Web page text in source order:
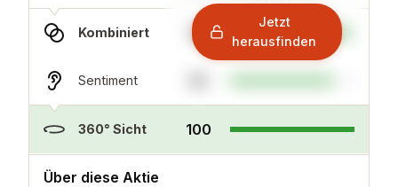
Kombiniert 98
Sentiment
360° Sicht 100
Jetzt
herausfinden
Über diese Aktie
mehr